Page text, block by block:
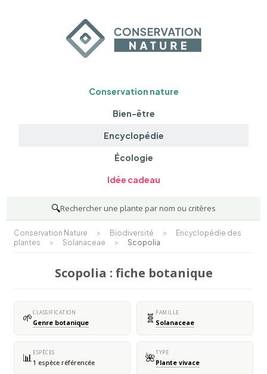
Conservation nature
Bien-être
Encyclopédie
Écologie
Idée cadeau
🔍Rechercher une plante par nom ou critères
Conservation Nature > Biodiversité >
Encyclopédie des
plantes
> Solanaceae > Scopolia
Scopolia : fiche botanique
🌱CLASSIFICATION
Genre botanique 🧬 FAMILLE
Solanaceae
📊ESPÈCES
1 espèce référencée 🌺TYPE
Plante vivace